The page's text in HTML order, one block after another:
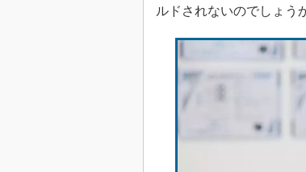
ルドされないのでしょう